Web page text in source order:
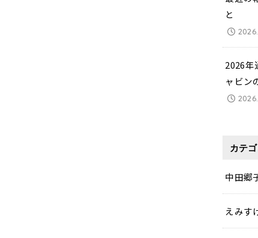
と
2026年
ャビン
カテ
中田郷
えみす